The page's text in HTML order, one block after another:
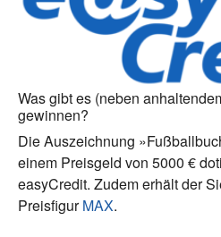
Was gibt es (neben
gewinnen?
Die Auszeichnung
einem Preisgeld von 5000 €
easyCredit. Zudem erhält der
PreisfigurMAX.